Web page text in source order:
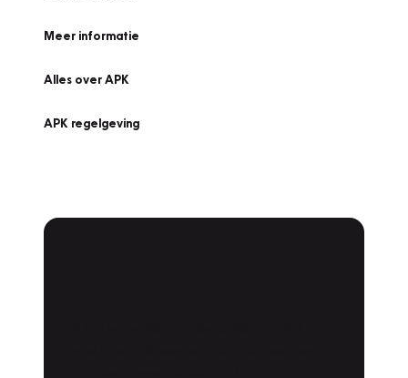
Meer informatie
Alles over APK
APK regelgeving